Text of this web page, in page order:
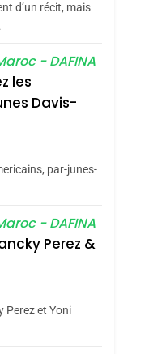
Amandes
Le Miel
Azilal
Produits
–
La
Chanson De
d’un récit, mais
- DAFINA
les
Davis-
par-junes-
- DAFINA
Perez &
Perez et Yoni